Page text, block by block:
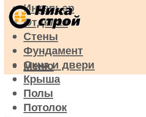
Интерьер
Отделка
Стены
Фундамент
Окна и двери
Крыша
Полы
Потолок
Меню